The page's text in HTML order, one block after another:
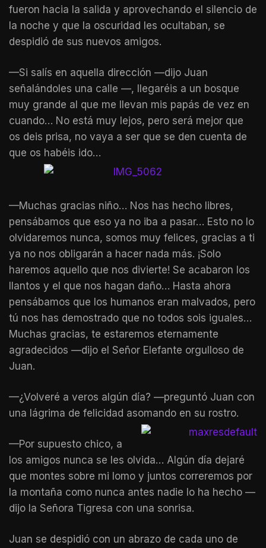
fueron hacia la salida y aprovechando el silencio de
la noche y que la oscuridad les ocultaban, se
despidió de sus nuevos amigos.
—Si salís en aquella dirección —dijo Juan
señalándoles una calle —, llegaréis a un bosque
muy grande al que me llevan mis papás de vez en
cuando… No está muy lejos, pero será mejor que
os deis prisa, no vaya a ser que se den cuenta de
que os habéis ido…
—Muchas gracias niño… Nos has hecho libres,
pensábamos que eso ya no iba a pasar… Esto no lo
olvidaremos nunca, somos muy felices, gracias a ti
ya no nos obligarán a hacer nada más. ¡Solo
haremos aquello que nos divierte! Se acabaron los
llantos y el que nos hagan daño… Hasta ahora
pensábamos que los humanos eran malvados, pero
tú nos has demostrado que no todos sois iguales…
Muchas gracias, te estaremos eternamente
agradecidos —dijo el Señor Elefante orgulloso de
Juan.
—¿Volveré a veros algún día? —preguntó Juan con
una lágrima de felicidad asomando en su rostro.
—Por supuesto chico, a
los amigos nunca se les olvida… Algún día dejaré
que montes sobre mi lomo y juntos correremos por
la montaña como nunca antes nadie lo ha hecho —
dijo la Señora Tigresa con una sonrisa.
Juan se despidió con un abrazo de cada uno de